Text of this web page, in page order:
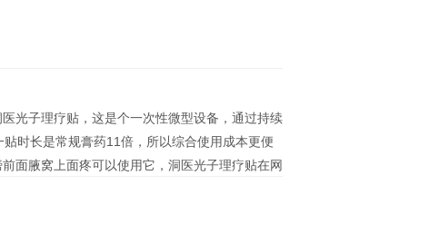
光子理疗贴，这是个一次性微型设备，通过持续
时长是常规膏药11倍，所以综合使用成本更便
面腋窝上面疼可以使用它，洞医光子理疗贴在网